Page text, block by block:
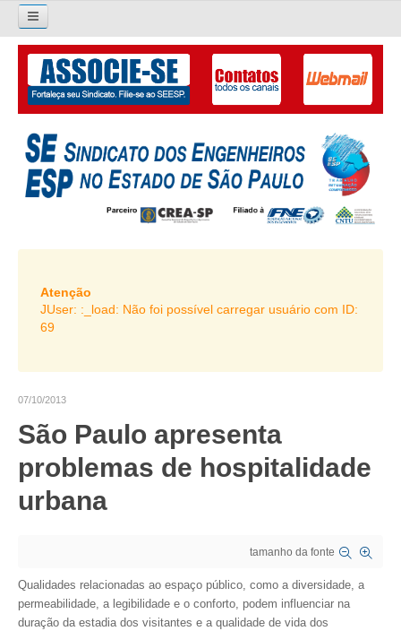
Pesquisar...
O SINDICATO
APRESENTAÇÃO
PALAVRA DO PRESIDENTE
DIRETORIA
LIVRO GESTÃO 2026-2029
SUBSEDES SINDICAIS
ORGANOGRAMA
CRESCE BRASIL
CONSELHO TECNOLÓGICO
HISTÓRICO E ATUAÇÃO
CONSELHOS ASSESSORES
PERSONALIDADES DA TECNOLOGIA
Atenção
JUser: :_load: Não foi possível carregar usuário com ID:
69
07/10/2013
São Paulo apresenta
problemas de hospitalidade
urbana
tamanho da fonte
Qualidades relacionadas ao espaço público, como a diversidade, a
permeabilidade, a legibilidade e o conforto, podem influenciar na
duração da estadia dos visitantes e a qualidade de vida dos